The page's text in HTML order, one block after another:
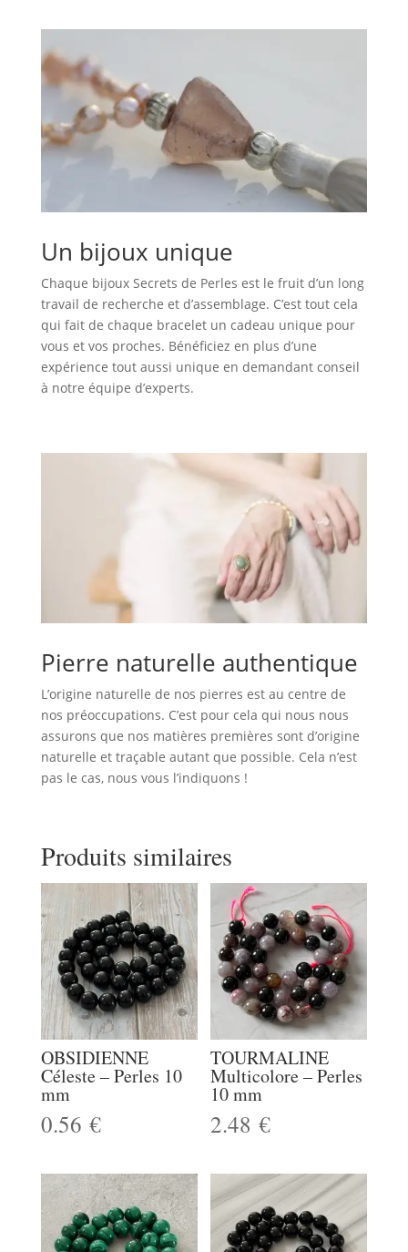
Un bijoux unique
Chaque bijoux Secrets de Perles est le fruit d’un long
travail de recherche et d’assemblage. C’est tout cela
qui fait de chaque bracelet un cadeau unique pour
vous et vos proches. Bénéficiez en plus d’une
expérience tout aussi unique en demandant conseil
à notre équipe d’experts.
Pierre naturelle authentique
L’origine naturelle de nos pierres est au centre de
nos préoccupations. C’est pour cela qui nous nous
assurons que nos matières premières sont d’origine
naturelle et traçable autant que possible. Cela n’est
pas le cas, nous vous l’indiquons !
Produits similaires
OBSIDIENNE
Céleste – Perles 10
mm
0.56 €
TOURMALINE
Multicolore – Perles
10 mm
2.48€